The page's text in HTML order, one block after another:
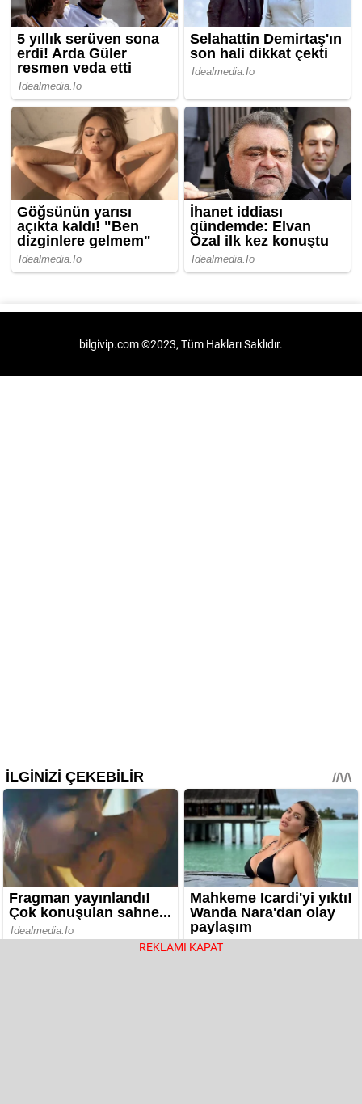
bilgivip.com ©2023, Tüm Hakları Saklıdır.
REKLAMI KAPAT